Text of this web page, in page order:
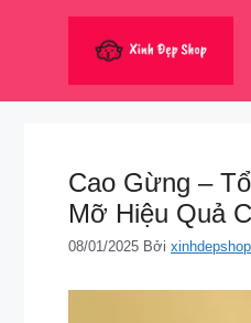
Cao Gừng –
Mỡ Hiệu Quả
08/01/2025 Bởi xinhdepshop